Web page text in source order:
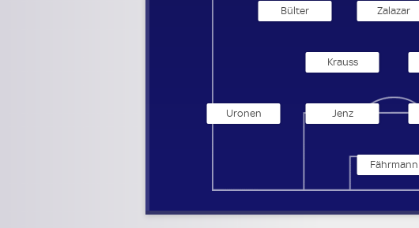
Fährmann
Jenz
Uronen
Krauss
Zalazar
Bülter